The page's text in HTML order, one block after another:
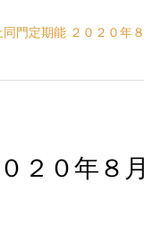
同門定期能 ２０２０年
２０年８